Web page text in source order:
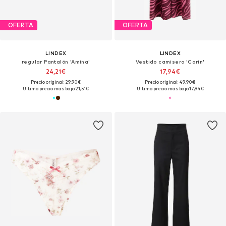
OFERTA
LINDEX
regular Pantalón 'Amina'
24,21€
Precio original: 29,90€
Último precio más bajo:21,51€
OFERTA
LINDEX
Vestido camisero 'Carin'
17,94€
Precio original: 49,90€
Último precio más bajo:17,94€